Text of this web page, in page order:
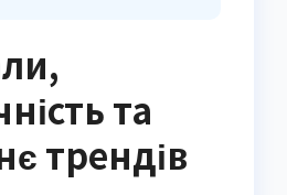
та
трендів